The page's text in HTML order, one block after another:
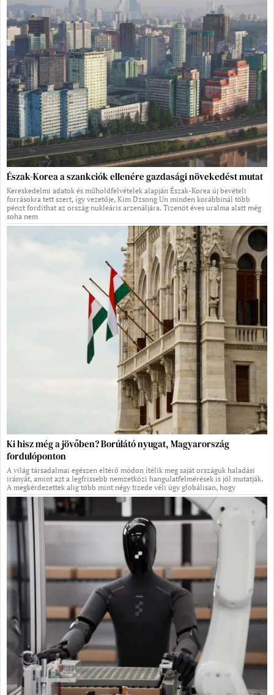
Észak-Korea a szankciók ellenére gazdasági növekedést mutat
Kereskedelmi adatok és műholdfelvételek alapján Észak-Korea új bevételi
forrásokra tett szert, így vezetője, Kim Dzsong Un minden korábbinál több
pénzt fordíthat az ország nukleáris arzenáljára. Tizenöt éves uralma alatt még
soha nem
Ki hisz még a jövőben? Borúlátó nyugat, Magyarország
fordulóponton
A világ társadalmai egészen eltérő módon ítélik meg saját országuk haladási
irányát, amint azt a legfrissebb nemzetközi hangulatfelmérések is jól mutatják.
A megkérdezettek alig több mint négy tizede véli úgy globálisan, hogy